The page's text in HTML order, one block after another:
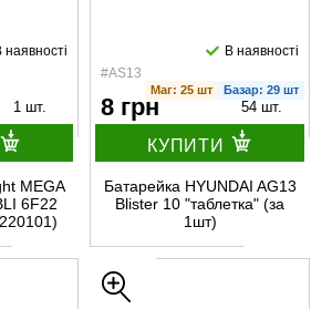
наявності
1 шт.
MEGA
6F22
#AS13
В наявності
Маг: 25 шт Базар: 29 шт
8 грн 54 шт.
КУПИТИ
Батарейка HYUNDAI AG13
Blister 10 "таблетка" (за
1шт)